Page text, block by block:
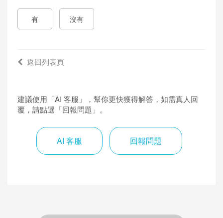
有 沒有
返回列表頁
建議使用「AI 客服」，幫你更快獲得解答，如需真人回
覆，請點選「回報問題」。
AI 客服 回報問題